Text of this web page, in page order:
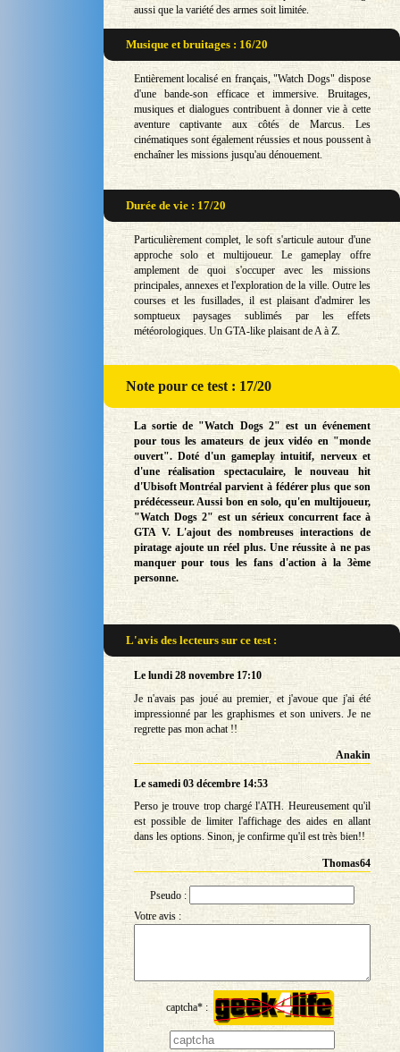
aussi que la variété des armes soit limitée.
Musique et bruitages : 16/20
Entièrement localisé en français, "Watch Dogs" dispose
d'une bande-son efficace et immersive. Bruitages,
musiques et dialogues contribuent à donner vie à cette
aventure captivante aux côtés de Marcus. Les
cinématiques sont également réussies et nous poussent à
enchaîner les missions jusqu'au dénouement.
Durée de vie : 17/20
Particulièrement complet, le soft s'articule autour d'une
approche solo et multijoueur. Le gameplay offre
amplement de quoi s'occuper avec les missions
principales, annexes et l'exploration de la ville. Outre les
courses et les fusillades, il est plaisant d'admirer les
somptueux paysages sublimés par les effets
météorologiques. Un GTA-like plaisant de A à Z.
Notepour ce test : 17/20
La sortie de "Watch Dogs 2" est un événement
pour tous les amateurs de jeux vidéo en "monde
ouvert". Doté d'un gameplay intuitif, nerveux et
d'une réalisation spectaculaire, le nouveau hit
d'Ubisoft Montréal parvient à fédérer plus que son
prédécesseur. Aussi bon en solo, qu'en multijoueur,
"Watch Dogs 2" est un sérieux concurrent face à
GTA V. L'ajout des nombreuses interactions de
piratage ajoute un réel plus. Une réussite à ne pas
manquer pour tous les fans d'action à la 3ème
personne.
L'avis des lecteurs surce test :
Le lundi 28 novembre 17:10
Je n'avais pas joué au premier, et j'avoue que j'ai été
impressionné par les graphismes et son univers. Je ne
regrette pas mon achat !!
Anakin
Le samedi 03 décembre 14:53
Perso je trouve trop chargé l'ATH. Heureusement qu'il
est possible de limiter l'affichage des aides en allant
dans les options. Sinon, je confirme qu'il est très bien!!
Thomas64
Pseudo :
Votre avis :
captcha* :